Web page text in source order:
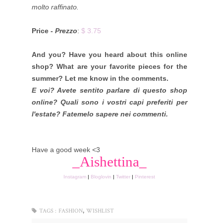
molto raffinato.
Price - Prezzo: $ 3.75
And you? Have you heard about this online
shop? What are your favorite pieces for the
summer? Let me know in the comments.
E voi? Avete sentito parlare di questo shop
online? Quali sono i vostri capi preferiti per
l'estate? Fatemelo sapere nei commenti.
Have a good week <3
_Aishettina_
Instagram | Bloglovin |Twitter | Pinterest
TAGS : FASHION, WISHLIST